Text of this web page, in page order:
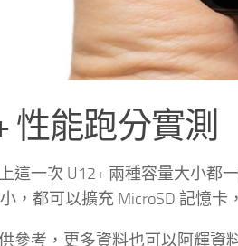
性能跑分實測
這一次 U12+ 兩種容量大小都
，都可以擴充 MicroSD 記憶卡
參考，更多資料也可以阿輝資